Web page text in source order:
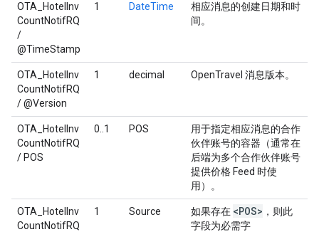
OTA_HotelInv
CountNotifRQ
/
@TimeStamp
1 DateTime
相应消息的创建日期和时
间。
OTA_HotelInv
CountNotifRQ
/ @Version
1 decimal OpenTravel 消息版本。
OTA_HotelInv
CountNotifRQ
/ POS
0..1 POS
用于指定相应消息的合作
伙伴账号的容器（通常在
后端为多个合作伙伴账号
提供价格 Feed 时使
用）。
OTA_HotelInv
CountNotifRQ
1 Source 如果存在 <POS> ，则此
字段为必需字